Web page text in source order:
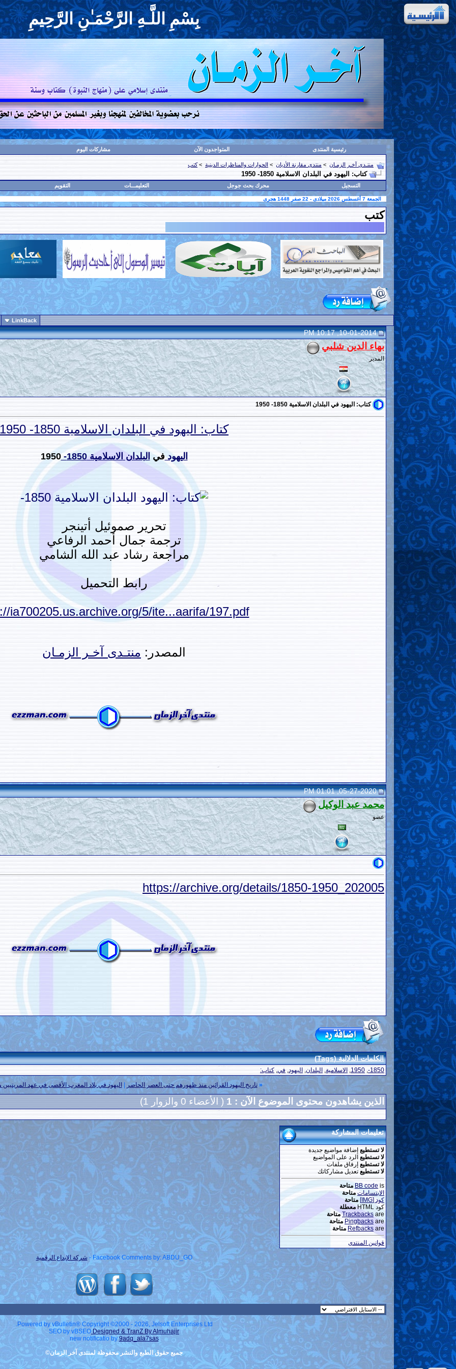
بِسْمِ اللَّـهِ الرَّحْمَـٰنِ الرَّحِيمِ
رئيسية المنتدى المتواجدون الآن مشاركات اليوم
منتـدى آخـر الزمـان > منتدى مقارنة الأديان > الحوارات والمناظرات الدينية >كتب
كتاب: اليهود في البلدان الاسلامية 1850- 1950
التسجيل محرك بحث جوجل التعليمـــات التقويم
الجمعة 7 أغسطس 2026 ميلادى - 22 صفر 1448 هجرى
كتب
LinkBack
10-01-2014, 10:17 PM
بهاء الدين شلبي
المدير
كتاب: اليهود في البلدان الاسلامية 1850- 1950
كتاب: اليهود في البلدان الاسلامية 1850- 1950
اليهودفي البلدان الاسلامية1850-
1950
تحرير صموئيل أتينجر
ترجمة جمال أحمد الرفاعي
مراجعة رشاد عبد الله الشامي
رابط التحميل
ia700205.us.archive.org/5/ite...aarifa/197.pdf
المصدر: منتـدى آخـر الزمـان
05-27-2020, 01:01 PM
محمد عبد الوكيل
عضو
https://archive.org/details/1850-1950_202005
الكلمات الدلالية (Tags)
1850-
,
1950
, الاسلامية, البلدان, اليهود, في, كتاب:
« تاريخ اليهود القرائين منذ ظهورهم حتى العصر الحاضر اليهود في بلاد المغرب الأقصى في عهد
الذين يشاهدون محتوى الموضوع الآن : 1 ( الأعضاء 0 والزوار 1)
تعليمات المشاركة
لا تستطيع إضافة مواضيع جديدة
لا تستطيع الرد على المواضيع
لا تستطيع إرفاق ملفات
لا تستطيع تعديل مشاركاتك
BB code is
متاحة
الابتسامات متاحة
كود [IMG]
متاحة
كود HTML
معطلة
Trackbacks are
متاحة
Pingbacks are
متاحة
Refbacks are
متاحة
قوانين المنتدى
Facebook Comments by: ABDU_GO - شركة الإبداع الرقمية
Powered by vBulletin® Copyright ©2000 - 2026, Jelsoft Enterprises Ltd.
SEO by vBSEODesigned & TranZ By Almuhajir
new notificatio by9adq_ala7sas
جميع حقوق الطبع والنشر محفوظة لمنتدى آخر الزمان©